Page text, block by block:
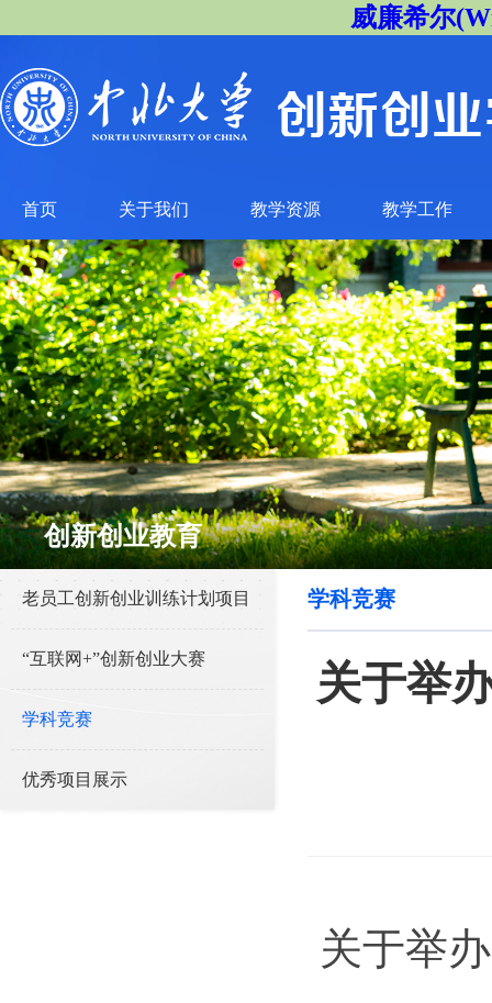
威廉希尔
首页 关于我们 教学资源 教学工作
创新创业教育
老员工创新创业训练计划项目
“互联网+”创新创业大赛
学科竞赛
优秀项目展示
学科竞赛
关于举
关于举办